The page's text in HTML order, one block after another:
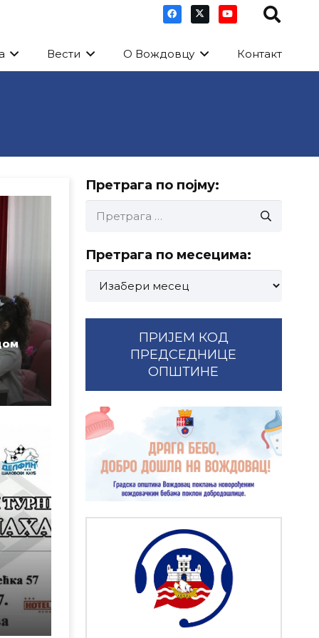
Вести О Вождовцу Контакт
Претрага по појму:
за:
Претрага по месецима:
ПРИЈЕМ КОД
ПРЕДСЕДНИЦЕ
ОПШТИНЕ